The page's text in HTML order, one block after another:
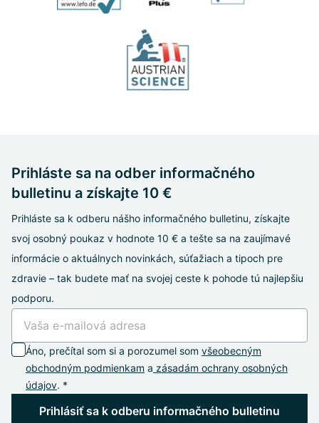
Prihláste sa na odber informačného
bulletinu a získajte 10 €
Prihláste sa k odberu nášho informačného bulletinu, získajte
svoj osobný poukaz v hodnote 10 € a tešte sa na zaujímavé
informácie o aktuálnych novinkách, súťažiach a tipoch pre
zdravie – tak budete mať na svojej ceste k pohode tú najlepšiu
podporu.
Áno, prečítal som si a porozumel som všeobecným
obchodným podmienkam a zásadám ochrany osobných
údajov. *
Prihlásiť sa k odberu informačného bulletinu